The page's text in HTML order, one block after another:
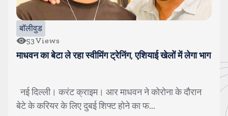
बॉलीवुड
13Views
एक और टीवी कपल सेपरेशन की ओर, 18 महीनें से रह रहे हैं
मुंबई। करंट क्राइम। एक और टीवी कपल सेपरेशन की ओर
बढ रहे हैं। एक्टर अमृता खानविलकर और हिमांशु ...